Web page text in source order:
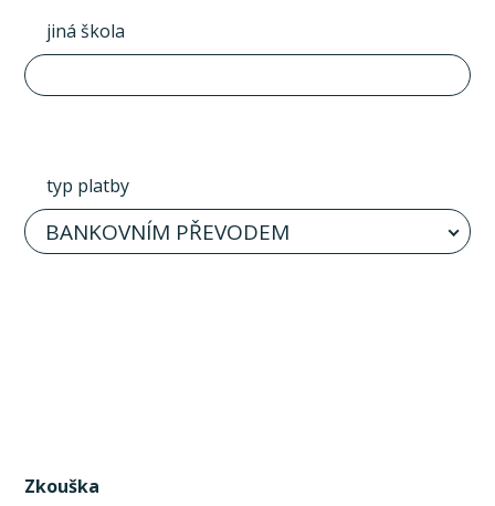
jiná škola
typ platby
BANKOVNÍM PŘEVODEM
Zkouška